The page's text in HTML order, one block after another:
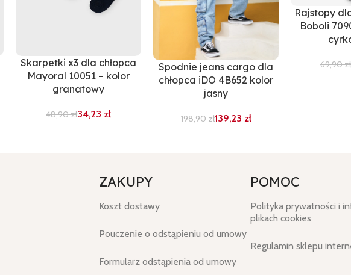
Skarpetki x3 dla chłopca
Mayoral 10051 – kolor
granatowy
48,90zł34,23 zł
Spodnie jeans cargo dla
chłopca iDO 4B652 kolor
jasny
198,90zł139,23 zł
Rajstopy
Boboli
69,90zł
ZAKUPY
Koszt dostawy
Pouczenie o odstąpieniu od umowy
Formularz odstąpienia od umowy
POMOC
Polityka prywatności i
plikach cookies
Regulamin sklepu